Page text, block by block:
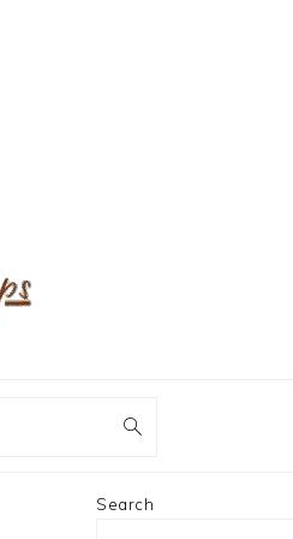
PRIMARY
Search